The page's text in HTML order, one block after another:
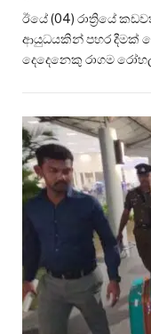
ඊයේ (04) රාත්‍රියේ
ආයුධයකින් පහර දීමක්
දෙදෙනෙකු රාගම